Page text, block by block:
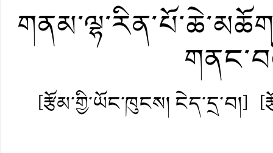
[རྩོམ་གྱི་ཡོང་ཁུངས། ངེད་དྲ་བ།]